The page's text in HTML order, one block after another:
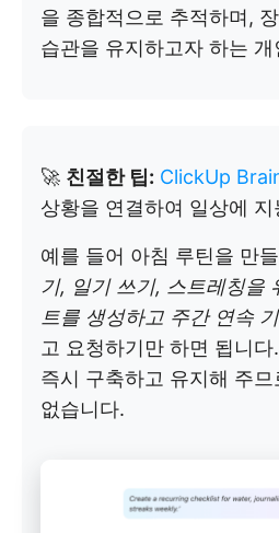
을 종합적으로 추적하며,
습관을 유지하고자 하는 개
🚀 친절한 팁: ClickUp
상황을 연결하여 일상에
예를 들어 아침 루틴을 만
기, 일기 쓰기, 스트레칭을
트를 생성하고 주간 연속
고 요청하기만 하면 됩니
즉시 구축하고 유지해 주
없습니다.